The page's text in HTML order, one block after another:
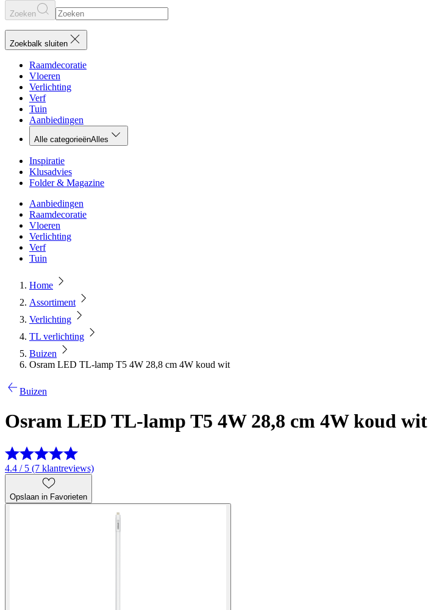
Zoeken
Zoekbalk sluiten
Raamdecoratie
Vloeren
Verlichting
Verf
Tuin
Aanbiedingen
Alle categorieënAlles
Inspiratie
Klusadvies
Folder & Magazine
Aanbiedingen
Raamdecoratie
Vloeren
Verlichting
Verf
Tuin
Home
Assortiment
Verlichting
TL verlichting
Buizen
Osram LED TL-lamp T5 4W 28,8 cm 4W koud wit
Buizen
Osram LED TL-lamp T5 4W 28,8 cm 4W koud wit
4.4 / 5 (7 klantreviews)
Opslaan in Favorieten